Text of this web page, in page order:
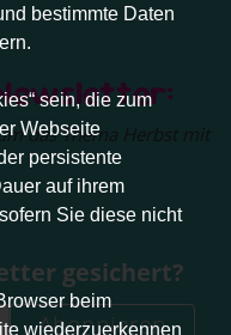
bestimmte Daten
sein, die zum
Webseite
persistente
auf ihrem
Sie diese nicht
beim
wiederzuerkennen
das Thema Herbst mit
gesichert?
Abonnieren